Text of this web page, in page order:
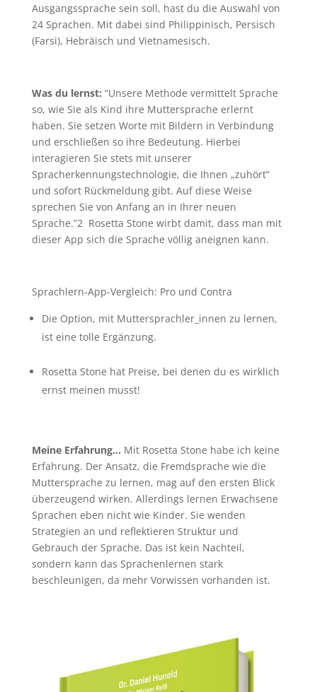
Ausgangssprache sein soll, hast du die Auswahl von
24 Sprachen. Mit dabei sind Philippinisch, Persisch
(Farsi), Hebräisch und Vietnamesisch.
Was du lernst: “Unsere Methode vermittelt Sprache
so, wie Sie als Kind ihre Muttersprache erlernt
haben. Sie setzen Worte mit Bildern in Verbindung
und erschließen so ihre Bedeutung. Hierbei
interagieren Sie stets mit unserer
Spracherkennungstechnologie, die Ihnen „zuhört“
und sofort Rückmeldung gibt. Auf diese Weise
sprechen Sie von Anfang an in Ihrer neuen
Sprache.”2 Rosetta Stone wirbt damit, dass man mit
dieser App sich die Sprache völlig aneignen kann.
Sprachlern-App-Vergleich: Pro und Contra
Die Option, mit Muttersprachler_innen zu lernen,
ist eine tolle Ergänzung.
Rosetta Stone hat Preise, bei denen du es wirklich
ernst meinen musst!
Meine Erfahrung… Mit Rosetta Stone habe ich keine
Erfahrung. Der Ansatz, die Fremdsprache wie die
Muttersprache zu lernen, mag auf den ersten Blick
überzeugend wirken. Allerdings lernen Erwachsene
Sprachen eben nicht wie Kinder. Sie wenden
Strategien an und reflektieren Struktur und
Gebrauch der Sprache. Das ist kein Nachteil,
sondern kann das Sprachenlernen stark
beschleunigen, da mehr Vorwissen vorhanden ist.